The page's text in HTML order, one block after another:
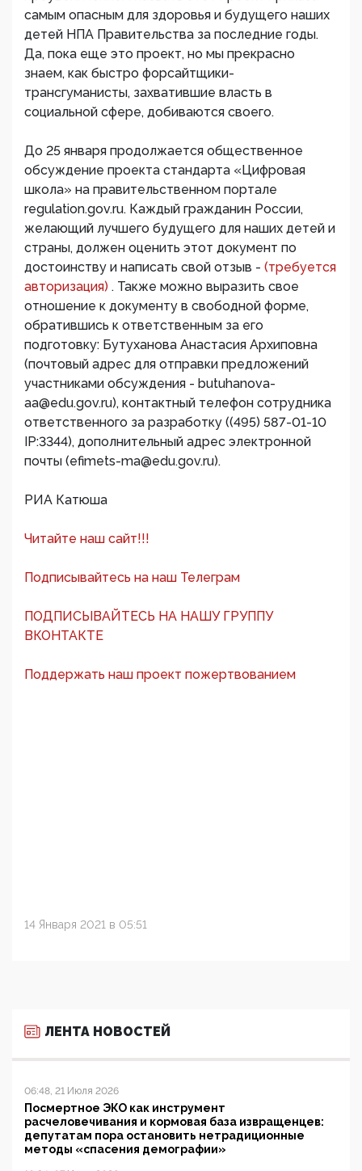
самым опасным для здоровья и будущего наших
детей НПА Правительства за последние годы.
Да, пока еще это проект, но мы прекрасно
знаем, как быстро форсайтщики-
трансгуманисты, захватившие власть в
социальной сфере, добиваются своего.
До 25 января продолжается общественное
обсуждение проекта стандарта «Цифровая
школа» на правительственном портале
regulation.gov.ru. Каждый гражданин России,
желающий лучшего будущего для наших детей и
страны, должен оценить этот документ по
достоинству и написать свой отзыв - (требуется
авторизация) . Также можно выразить свое
отношение к документу в свободной форме,
обратившись к ответственным за его
подготовку: Бутуханова Анастасия Архиповна
(почтовый адрес для отправки предложений
участниками обсуждения - butuhanova-
aa@edu.gov.ru), контактный телефон сотрудника
ответственного за разработку ((495) 587-01-10
IP:3344), дополнительный адрес электронной
почты (efimets-ma@edu.gov.ru).
РИА Катюша
Читайте наш сайт!!!
Подписывайтесь на наш Телеграм
ПОДПИСЫВАЙТЕСЬ НА НАШУ ГРУППУ
ВКОНТАКТЕ
Поддержать наш проект пожертвованием
14 Января 2021 в 05:51
ЛЕНТА НОВОСТЕЙ
06:48, 21 Июля 2026
Посмертное ЭКО как инструмент
расчеловечивания и кормовая база извращенцев:
депутатам пора остановить нетрадиционные
методы «спасения демографии»